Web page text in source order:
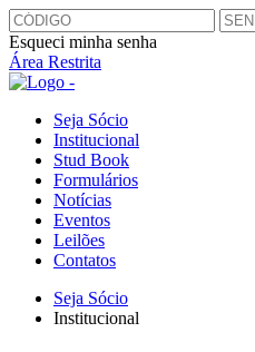
Esqueci minha senha
Área Restrita
Seja Sócio
Institucional
Stud Book
Formulários
Notícias
Eventos
Leilões
Contatos
Seja Sócio
Institucional